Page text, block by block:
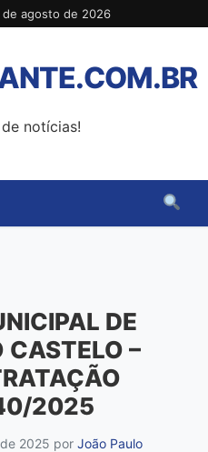
agosto de 2026
notícias!
DE
CASTELO –
2025
2025 por João Paulo